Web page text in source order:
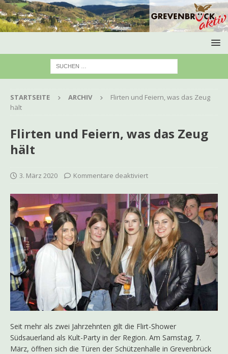
STARTSEITE ARCHIV
Flirten und Feiern, was das Zeug
hält
Flirten und Feiern, was das Zeug
hält
3. März 2020 Kommentare deaktiviert
Seit mehr als zwei Jahrzehnten gilt die Flirt-Shower
Südsauerland als Kult-Party in der Region. Am Samstag, 7.
März, öffnen sich die Türen der Schützenhalle in Grevenbrück